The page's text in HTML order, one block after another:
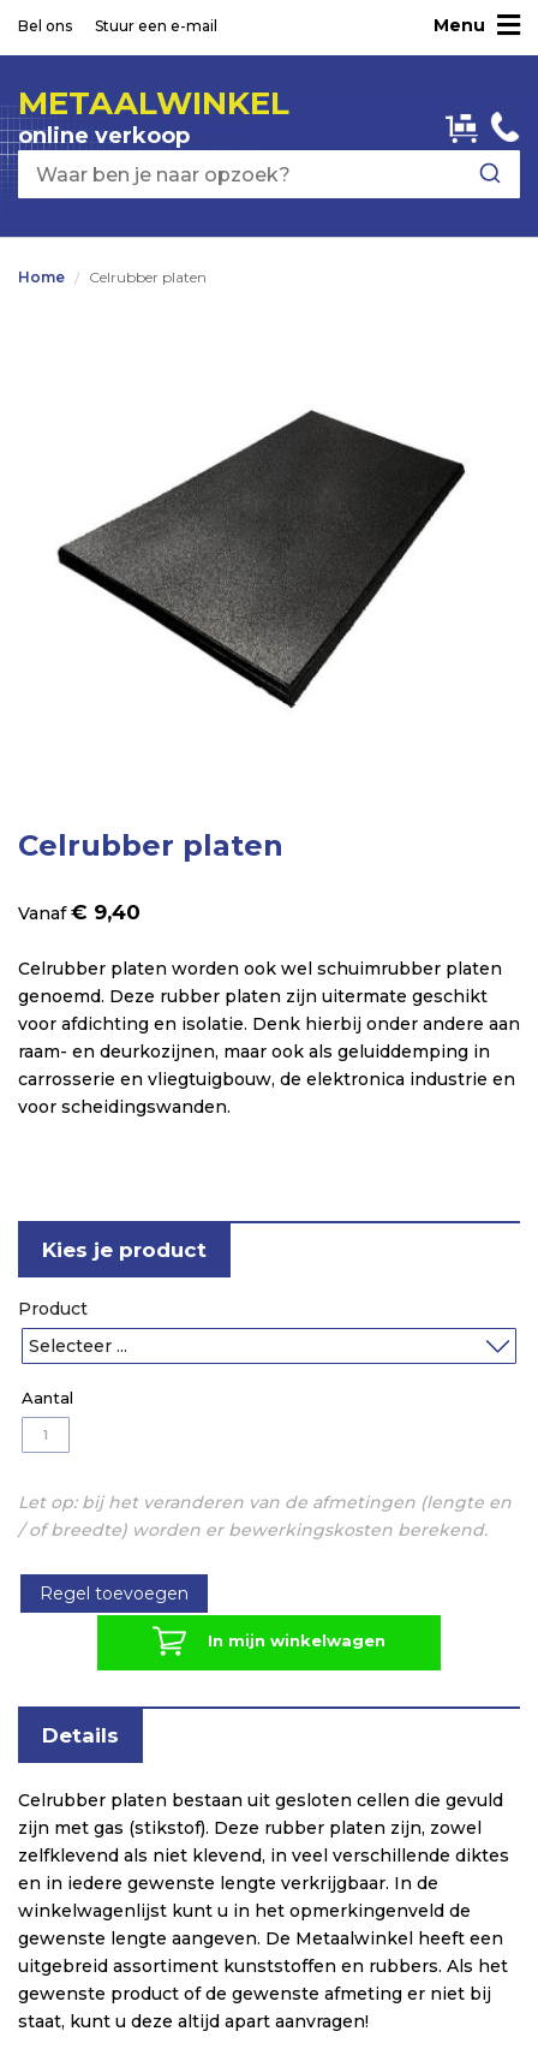
Bel ons Stuur een e-mail
naar
inhoud
Menu
METAALWINKEL
online verkoop
Home Celrubber platen
Celrubber platen
Vanaf € 9,40
Celrubber platen worden ook wel schuimrubber platen
genoemd. Deze rubber platen zijn uitermate geschikt
voor afdichting en isolatie. Denk hierbij onder andere aan
raam- en deurkozijnen, maar ook als geluiddemping in
carrosserie en vliegtuigbouw, de elektronica industrie en
voor scheidingswanden.
afbeeldingen-
Ga
naar
begin
de
afbeeldingen-
gallerij
Kies je product
Product
Let op: bij het veranderen van de afmetingen (lengte en
/ of breedte) worden er bewerkingskosten berekend.
Regel toevoegen
In mijn winkelwagen
Details
Celrubber platen bestaan uit gesloten cellen die gevuld
zijn met gas (stikstof). Deze rubber platen zijn, zowel
zelfklevend als niet klevend, in veel verschillende diktes
en in iedere gewenste lengte verkrijgbaar. In de
winkelwagenlijst kunt u in het opmerkingenveld de
gewenste lengte aangeven. De Metaalwinkel heeft een
uitgebreid assortiment kunststoffen en rubbers. Als het
gewenste product of de gewenste afmeting er niet bij
staat, kunt u deze altijd apart aanvragen!